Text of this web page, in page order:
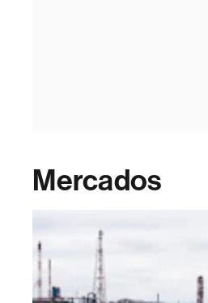
Mercados